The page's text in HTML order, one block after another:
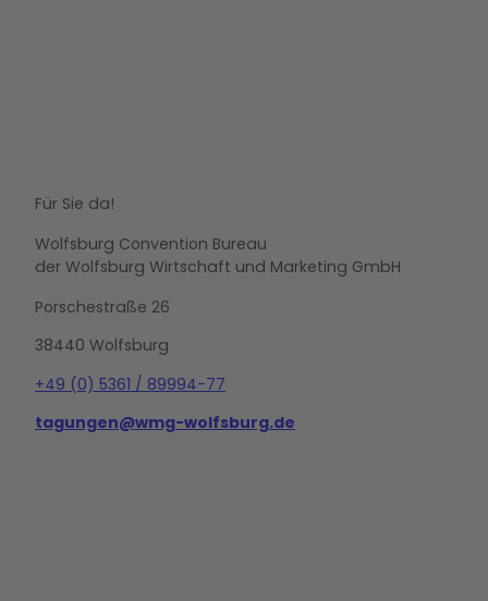
Für Sie da!
Wolfsburg Convention Bureau
der Wolfsburg Wirtschaft und Marketing GmbH
Porschestraße 26
38440 Wolfsburg
+49 (0) 5361 / 89994-77
tagungen@wmg-wolfsburg.de